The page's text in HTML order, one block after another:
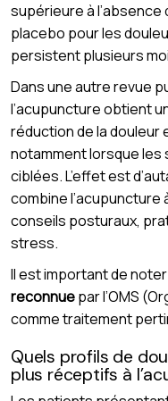
supérieure à
placebo pour les
persistent plusieurs
Dans une autre revue
l’acupuncture obtient
réduction de la douleur
notamment lorsque
ciblées. L’effet est
combine l’acupuncture
conseils posturaux,
stress.
Il est important de noter
reconnuepar l’OMS
comme traitement
Quels profils de
plus réceptifs à